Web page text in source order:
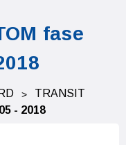
fase
TRANSIT
- 2018